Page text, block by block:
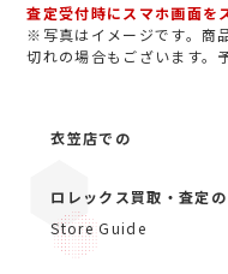
査定受付時にスマホ画面を
※写真はイメージです。商
切れの場合もございます。
衣笠店での
ロレックス買取・査定の
Store Guide